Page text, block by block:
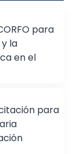
para
la
en el
para